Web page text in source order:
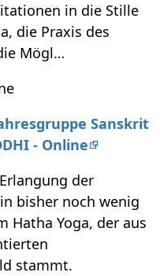
in die Stille
die Praxis des
Mögl…
Sanskrit
- Online
der
bisher noch wenig
Hatha Yoga, der aus
stammt.